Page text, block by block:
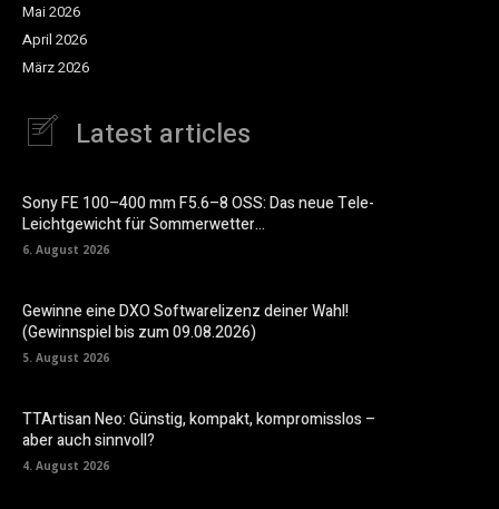
Mai 2026
April 2026
März 2026
Latest articles
Sony FE 100–400 mm F5.6–8 OSS: Das neue Tele-
Leichtgewicht für Sommerwetter…
6. August 2026
Gewinne eine DXO Softwarelizenz deiner Wahl!
(Gewinnspiel bis zum 09.08.2026)
5. August 2026
TTArtisan Neo: Günstig, kompakt, kompromisslos –
aber auch sinnvoll?
4. August 2026